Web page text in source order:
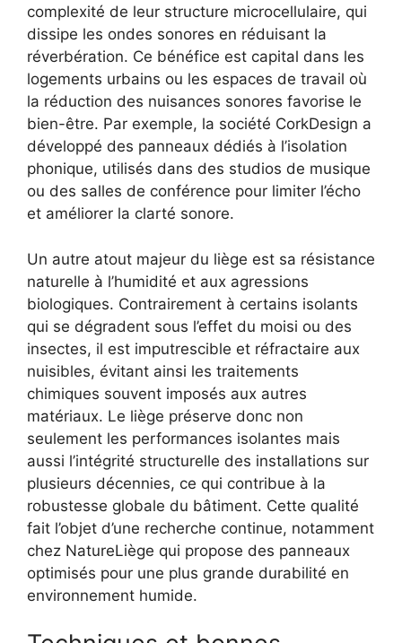
complexité de leur structure microcellulaire, qui
dissipe les ondes sonores en réduisant la
réverbération. Ce bénéfice est capital dans les
logements urbains ou les espaces de travail où
la réduction des nuisances sonores favorise le
bien-être. Par exemple, la société CorkDesign a
développé des panneaux dédiés à l’isolation
phonique, utilisés dans des studios de musique
ou des salles de conférence pour limiter l’écho
et améliorer la clarté sonore.
Un autre atout majeur du liège est sa résistance
naturelle à l’humidité et aux agressions
biologiques. Contrairement à certains isolants
qui se dégradent sous l’effet du moisi ou des
insectes, il est imputrescible et réfractaire aux
nuisibles, évitant ainsi les traitements
chimiques souvent imposés aux autres
matériaux. Le liège préserve donc non
seulement les performances isolantes mais
aussi l’intégrité structurelle des installations sur
plusieurs décennies, ce qui contribue à la
robustesse globale du bâtiment. Cette qualité
fait l’objet d’une recherche continue, notamment
chez NatureLiège qui propose des panneaux
optimisés pour une plus grande durabilité en
environnement humide.